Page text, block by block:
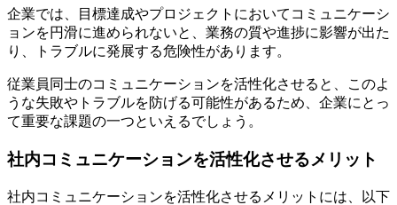
企業では、目標達成やプロジェクトにおいてコミュニケーシ
ョンを円滑に進められないと、業務の質や進捗に影響が出た
り、トラブルに発展する危険性があります。
従業員同士のコミュニケーションを活性化させると、このよ
うな失敗やトラブルを防げる可能性があるため、企業にとっ
て重要な課題の一つといえるでしょう。
社内コミュニケーションを活性化させるメリット
社内コミュニケーションを活性化させるメリットには、以下